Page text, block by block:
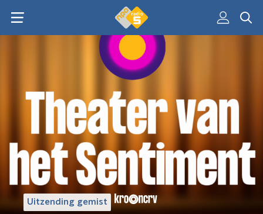
Uitzending gemist